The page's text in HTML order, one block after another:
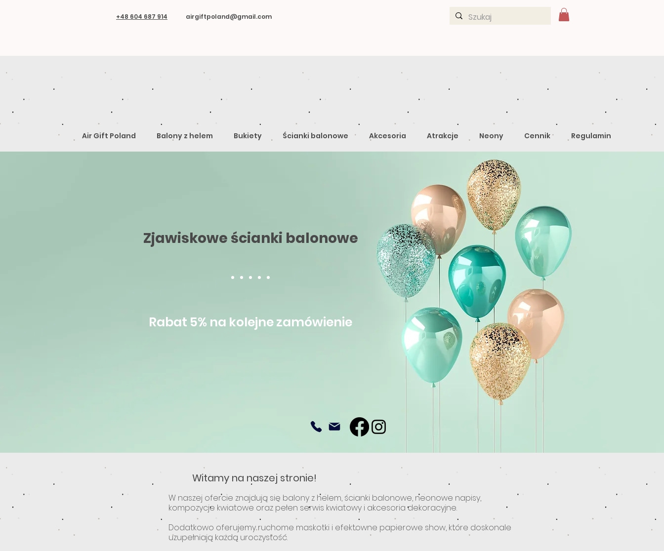
+48 604 687 914 airgiftpoland@gmail.com
Air Gift Poland Balony z helem Bukiety Ścianki balonowe Akcesoria Atrakcje Neony Cennik Regulamin
Zjawiskowe ścianki balonowe
Rabat 5% na kolejne zamówienie
Witamy na naszej stronie!
W naszej ofercie znajdują się balony z helem, ścianki balonowe, neonowe napisy,
kompozycje kwiatowe oraz pełen serwis kwiatowy i akcesoria dekoracyjne.
Dodatkowo oferujemy ruchome maskotki i efektowne papierowe show, które doskonale
uzupełniają każdą uroczystość.